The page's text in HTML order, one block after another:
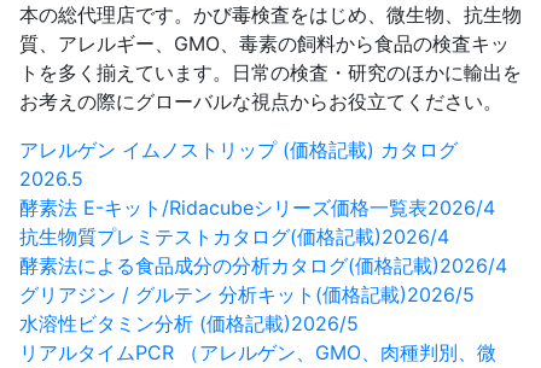
本の総代理店です。かび毒検査をはじめ、微生物、抗生物
質、アレルギー、GMO、毒素の飼料から食品の検査キッ
トを多く揃えています。日常の検査・研究のほかに輸出を
お考えの際にグローバルな視点からお役立てください。
アレルゲン イムノストリップ (価格記載) カタログ
2026.5
酵素法 E-キット/Ridacubeシリーズ価格一覧表2026/4
抗生物質プレミテストカタログ(価格記載)2026/4
酵素法による食品成分の分析カタログ(価格記載)2026/4
グリアジン / グルテン 分析キット(価格記載)2026/5
水溶性ビタミン分析 (価格記載)2026/5
リアルタイムPCR （アレルゲン、GMO、肉種判別、微